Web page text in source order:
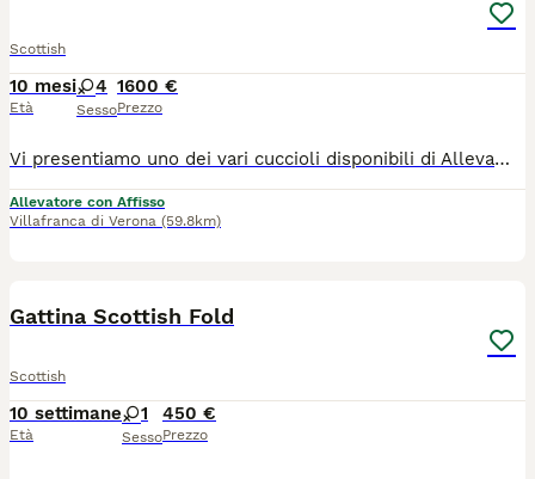
Scottish
10 mesi
Età
4
Sesso
1600 €
Prezzo
Vi presentiamo uno dei vari cuccioli disponibili di Allevamento Casa HD Von Panty 🐱 Tutti i nostri cuccioli vengono cresciuti per i primi mesi da noi affinché non raggiungono i 3 mesi d’età, momento a partire dal quale saranno pronti ad entrare a far parte della nuova famiglia. 🙋🏻‍♀️ Innamorarsi di questi cuccioli è molto facile. Per questo vi suggeriamo sempre di prenotare il cucciolo con largo anticipo. 🏠Venite a farci visita di persona presso il nostro Allevamento, sarà amore a prima vista ♥️ 💕Inoltre potremmo dialogare assieme per scoprire le vostre affinità con il cucciolo e darvi dei consigli per costruire una piacevole relazione felina. Ricordiamo che tutti i nostri cuccioli vengono ceduti con: 1) Contratto 2) libretto sanitario e Pedigree 3) Vaccinazioni e sverminazione 4) Microchip 5) Certificato di buona salute 6) Test genitori 7)Kit giochi e consigli comportamentali e alimentari per relazionarsi con il cucciolo I nostri cuccioli sono già educati al tiragraffi e all’uso della lettiera. Un animale è magia 🫶🏻 📍ci trovate a Villafranca di Verona in via Carlo Alberto, 44 oppure a Caselle di Sommacampagna in via della Pace, 12 ☎️ prendete appuntamento telefonico al 348 4095905 🛜 https://allevamentocasahdvonbaunty.com Ciao 🐾 Milena e Andrea 🐾
Allevatore con Affisso
Villafranca di Verona (59.8km)
Gattina Scottish Fold
Scottish
10 settimane
Età
1
Sesso
450 €
Prezzo